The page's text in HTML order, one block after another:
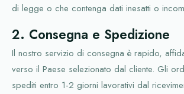
di legge o che contenga dati inesatti o
2. Consegna e Spedizione
Il nostro servizio di consegna è rapido,
verso il Paese selezionato dal cliente. Gli
spediti entro 1-2 giorni lavorativi dal